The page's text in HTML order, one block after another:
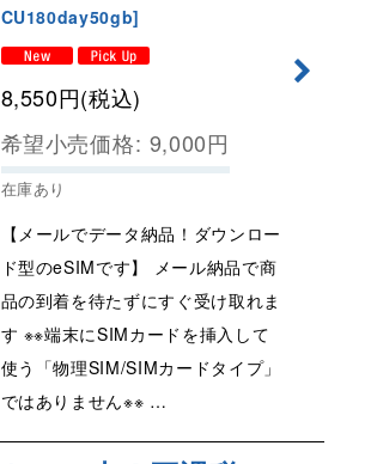
CU180day50gb]
8,550円(税込)
希望小売価格: 9,000円
在庫あり
【メールでデータ納品！ダウンロー
ド型のeSIMです】 メール納品で商
品の到着を待たずにすぐ受け取れま
す ※※端末にSIMカードを挿入して
使う「物理SIM/SIMカードタイプ」
ではありません※※ …